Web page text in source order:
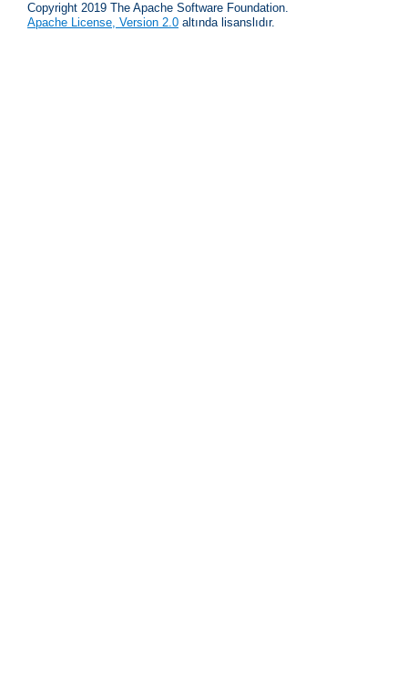
Copyright 2019 The Apache Software Foundation.
Apache License, Version 2.0 altında lisanslıdır.